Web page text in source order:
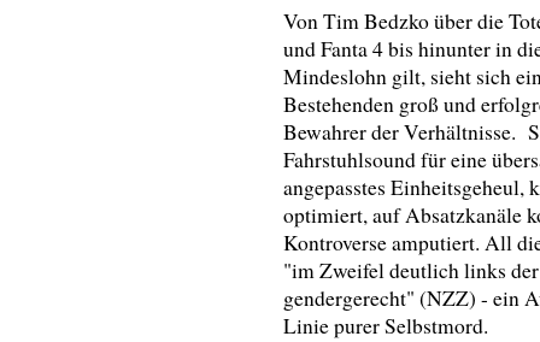
Von Tim Bedzko über die
und Fanta 4 bis hinunter in
Mindeslohn gilt, sieht sich
Bestehenden groß und
Bewahrer der Verhältnisse.
Fahrstuhlsound für eine
angepasstes
optimiert, auf Absatzkanäle
Kontroverse amputiert. All
"im Zweifel deutlich links
gendergerecht" (NZZ) - ein
Linie purer Selbstmord.